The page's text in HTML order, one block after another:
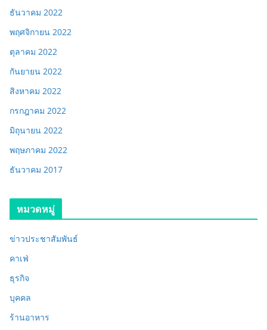
ธันวาคม 2022
พฤศจิกายน 2022
ตุลาคม 2022
กันยายน 2022
สิงหาคม 2022
กรกฎาคม 2022
มิถุนายน 2022
พฤษภาคม 2022
ธันวาคม 2017
หมวดหมู่
ข่าวประชาสัมพันธ์
คาเฟ่
ธุรกิจ
บุคคล
ร้านอาหาร